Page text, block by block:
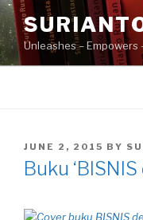
Skip
to
contentUnleashes – Empowers
POSTED
ON
JUNE 2, 2015 BY
Buku ‘BISNIS